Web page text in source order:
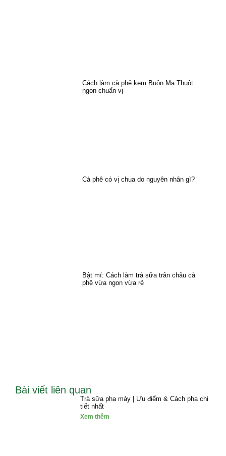
Cách làm cà phê kem Buôn Ma Thuột
ngon chuẩn vị
Cà phê có vị chua do nguyên nhân gì?
Bật mí: Cách làm trà sữa trân châu cà
phê vừa ngon vừa rẻ
Bài viết liên quan
Trà sữa pha máy | Ưu điểm & Cách pha chi
tiết nhất
Xem thêm